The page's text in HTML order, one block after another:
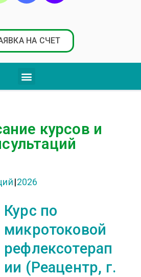
НА СЧЕТ
курсов и
2026
Курс по
микротоковой
рефлексотерап
ии (Реацентр, г.